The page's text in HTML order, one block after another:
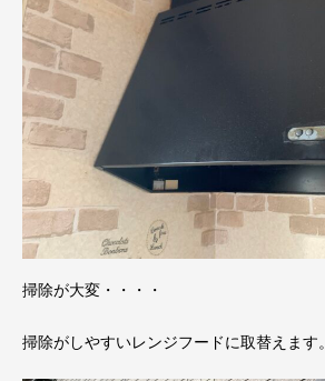
掃除が大変・・・・
掃除がしやすいレンジフードに取替えます。